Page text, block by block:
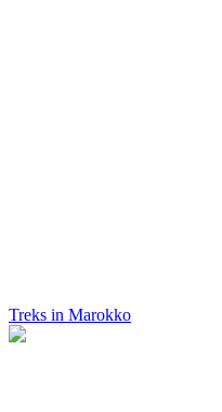
Treks in Marokko